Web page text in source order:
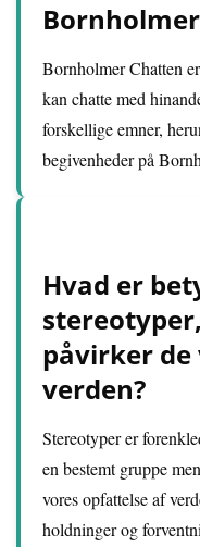
Bornholmer Chatten
kan chatte med
forskellige emner,
begivenheder på
Hvad er
påvirker de
verden?
Stereotyper er
en bestemt gruppe
vores opfattelse af
holdninger og